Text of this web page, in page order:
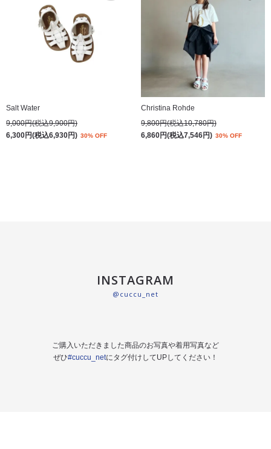
Salt Water
9,000円(税込9,900円)
6,300円(税込6,930円) 30% OFF
Christina Rohde
9,800円(税込10,780円)
6,860円(税込7,546円) 30% OFF
INSTAGRAM
@cuccu_net
ご購入いただきました商品のお写真や着用写真など
ぜひ#cuccu_netにタグ付けしてUPしてください！